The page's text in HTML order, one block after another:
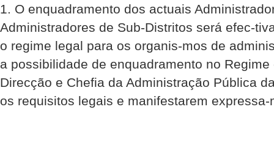
1. O enquadramento dos actuais
Administradores de Sub-Distritos será efec-
o regime legal para os organis-mos de
a possibilidade de enquadramento no
Direcção e Chefia da Administração Pública
os requisitos legais e manifestarem